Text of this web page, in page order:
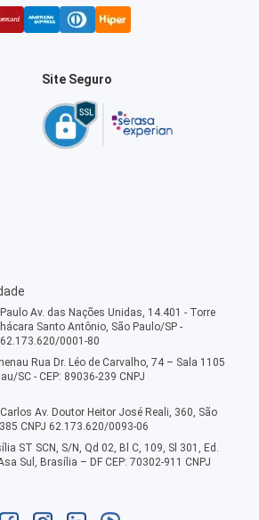
Site Seguro
Av. das Nações Unidas, 14.401 - Torre
Santo Antônio, São Paulo/SP -
62.173.620/0001-80
Rua Dr. Léo de Carvalho, 74 – Sala 1105
SC - CEP: 89036-239 CNPJ
Av. Doutor Heitor José Reali, 360, São
CNPJ 62.173.620/0093-06
ST SCN, S/N, Qd 02, Bl C, 109, Sl 301, Ed.
Sul, Brasília – DF CEP: 70302-911 CNPJ